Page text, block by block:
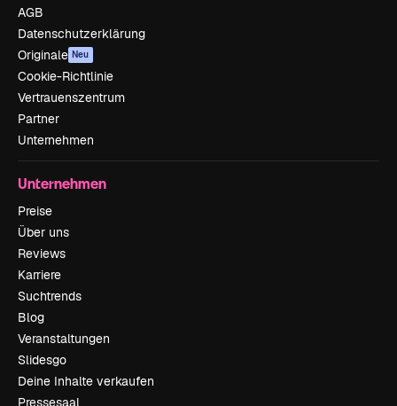
AGB
Datenschutzerklärung
Originale Neu
Cookie-Richtlinie
Vertrauenszentrum
Partner
Unternehmen
Unternehmen
Preise
Über uns
Reviews
Karriere
Suchtrends
Blog
Veranstaltungen
Slidesgo
Deine Inhalte verkaufen
Pressesaal